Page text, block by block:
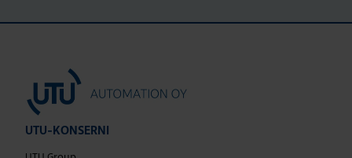
UTU-KONSERNI